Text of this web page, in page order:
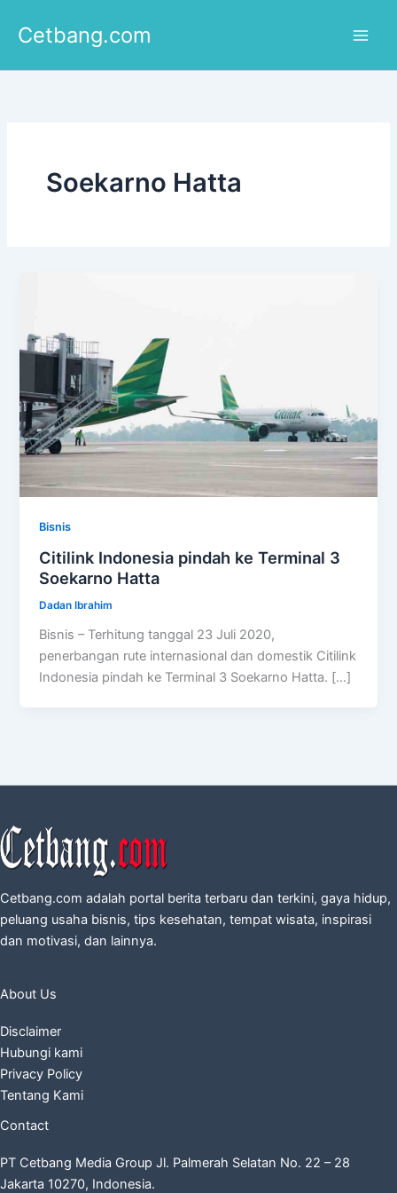
Cetbang.com
Soekarno Hatta
Bisnis
Citilink Indonesia pindah ke Terminal 3
Soekarno Hatta
Dadan Ibrahim
Bisnis – Terhitung tanggal 23 Juli 2020,
penerbangan rute internasional dan domestik Citilink
Indonesia pindah ke Terminal 3 Soekarno Hatta. […]
Cetbang.com adalah portal berita terbaru dan terkini, gaya hidup,
peluang usaha bisnis, tips kesehatan, tempat wisata, inspirasi
dan motivasi, dan lainnya.
About Us
Disclaimer
Hubungi kami
Privacy Policy
Tentang Kami
Contact
PT Cetbang Media Group Jl. Palmerah Selatan No. 22 – 28
Jakarta 10270, Indonesia.